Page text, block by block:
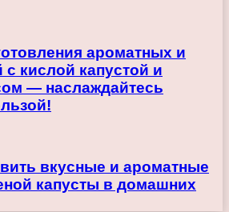
ароматных и
кислой капустой и
— наслаждайтесь
вкусные и ароматные
капусты в домашних